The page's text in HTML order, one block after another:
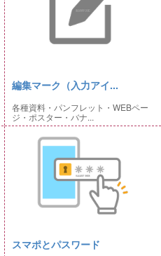
編集マーク（入力アイ...
各種資料・パンフレット・WEBペー
ジ・ポスター・バナ...
スマポとパスワード